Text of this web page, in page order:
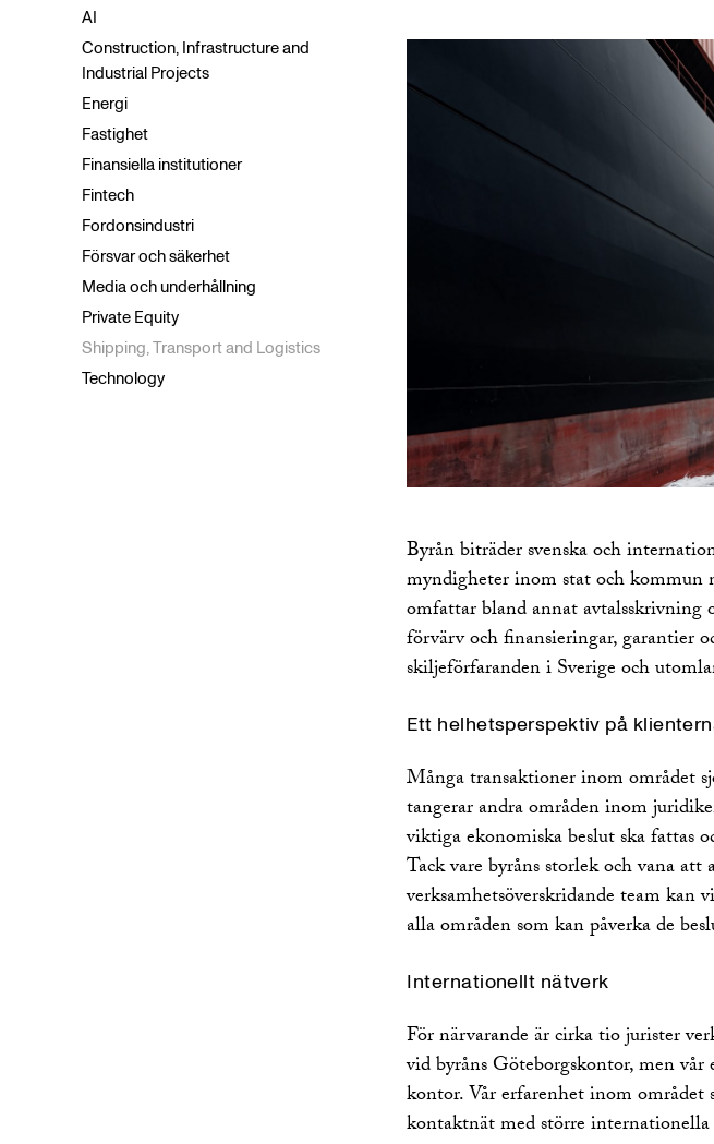
Byrån biträder svenska och
myndigheter inom stat och kommun
omfattar bland annat avtalsskrivning
förvärv och finansieringar, garantier
skiljeförfaranden i Sverige och
Ett helhetsperspektiv på
Många transaktioner inom området
tangerar andra områden inom
viktiga ekonomiska beslut ska fattas
Tack vare byråns storlek och vana
verksamhetsöverskridande team
alla områden som kan påverka de
Internationellt nätverk
För närvarande är cirka tio jurister
vid byråns Göteborgskontor, men
kontor. Vår erfarenhet inom
kontaktnät med större
Bank och finans
Contentious Regulatory
Corporate Commercial
Corporate Compliance and Risk
Corporate Investigations and
Corporate Crime
Data Privacy
Digital Compliance
Emerging and Growth Companies
Entreprenadrätt
EU- och konkurrensrätt
Fastighetsrätt
Financial Services
AI
Construction, Infrastructure and
Industrial Projects
Energi
Fastighet
Finansiella institutioner
Fintech
Fordonsindustri
Försvar och säkerhet
Media och underhållning
Private Equity
Shipping, Transport and Logistics
Technology